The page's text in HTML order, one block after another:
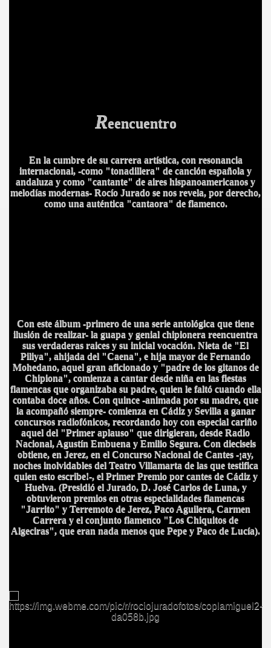
Reencuentro
En la cumbre de su carrera artística, con resonancia
internacional, -como "tonadillera" de canción española y
andaluza y como "cantante" de aires hispanoamericanos y
melodías modernas- Rocío Jurado se nos revela, por derecho,
como una auténtica "cantaora" de flamenco.
Con este álbum -primero de una serie antológica que tiene
ilusión de realizar- la guapa y genial chipionera reencuentra
sus verdaderas raices y su inicial vocación. Nieta de "El
Piliya", ahijada del "Caena", e hija mayor de Fernando
Mohedano, aquel gran aficionado y "padre de los gitanos de
Chipiona", comienza a cantar desde niña en las fiestas
flamencas que organizaba su padre, quien le faltó cuando ella
contaba doce años. Con quince -animada por su madre, que
la acompañó siempre- comienza en Cádiz y Sevilla a ganar
concursos radiofónicos, recordando hoy con especial cariño
aquel del "Primer aplauso" que dirigieran, desde Radio
Nacional, Agustín Embuena y Emilio Segura. Con dieciseis
obtiene, en Jerez, en el Concurso Nacional de Cantes -¡ay,
noches inolvidables del Teatro Villamarta de las que testifica
quien esto escribe!-, el Primer Premio por cantes de Cádiz y
Huelva. (Presidió el Jurado, D. José Carlos de Luna, y
obtuvieron premios en otras especialidades flamencas
"Jarrito" y Terremoto de Jerez, Paco Aguilera, Carmen
Carrera y el conjunto flamenco "Los Chiquitos de
Algeciras", que eran nada menos que Pepe y Paco de Lucía).